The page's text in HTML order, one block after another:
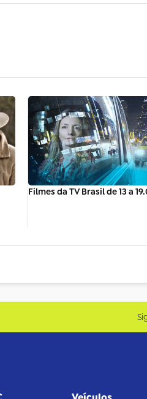
Filmes da TV Brasil de 13 a